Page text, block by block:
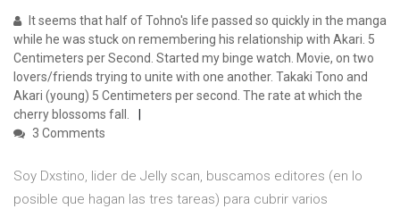
It seems that half of Tohno's life passed so quickly in the manga
while he was stuck on remembering his relationship with Akari. 5
Centimeters per Second. Started my binge watch. Movie, on two
lovers/friends trying to unite with one another. Takaki Tono and
Akari (young) 5 Centimeters per second. The rate at which the
cherry blossoms fall.
3 Comments
Soy Dxstino, lider de Jelly scan, buscamos editores (en lo
posible que hagan las tres tareas) para cubrir varios